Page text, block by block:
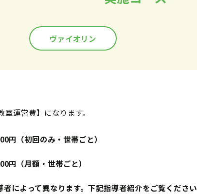
ヴァイオリン
運営費】になります。
円（初回のみ・世帯ごと）
円（月額・世帯ごと）
者によって異なります。下記指導者紹介をご覧ください